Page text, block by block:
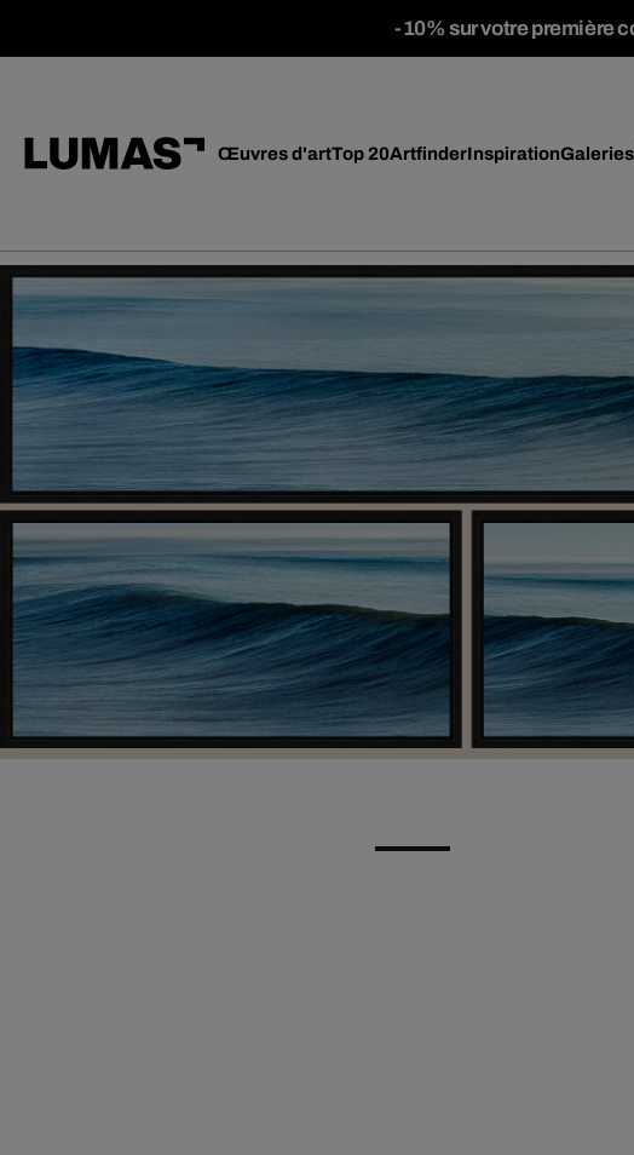
-10% sur votre première
Œuvres d'artTop 20ArtfinderInspirationGaleries